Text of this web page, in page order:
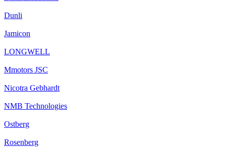
Dunli
Jamicon
LONGWELL
Mmotors JSC
Nicotra Gebhardt
NMB Technologies
Ostberg
Rosenberg